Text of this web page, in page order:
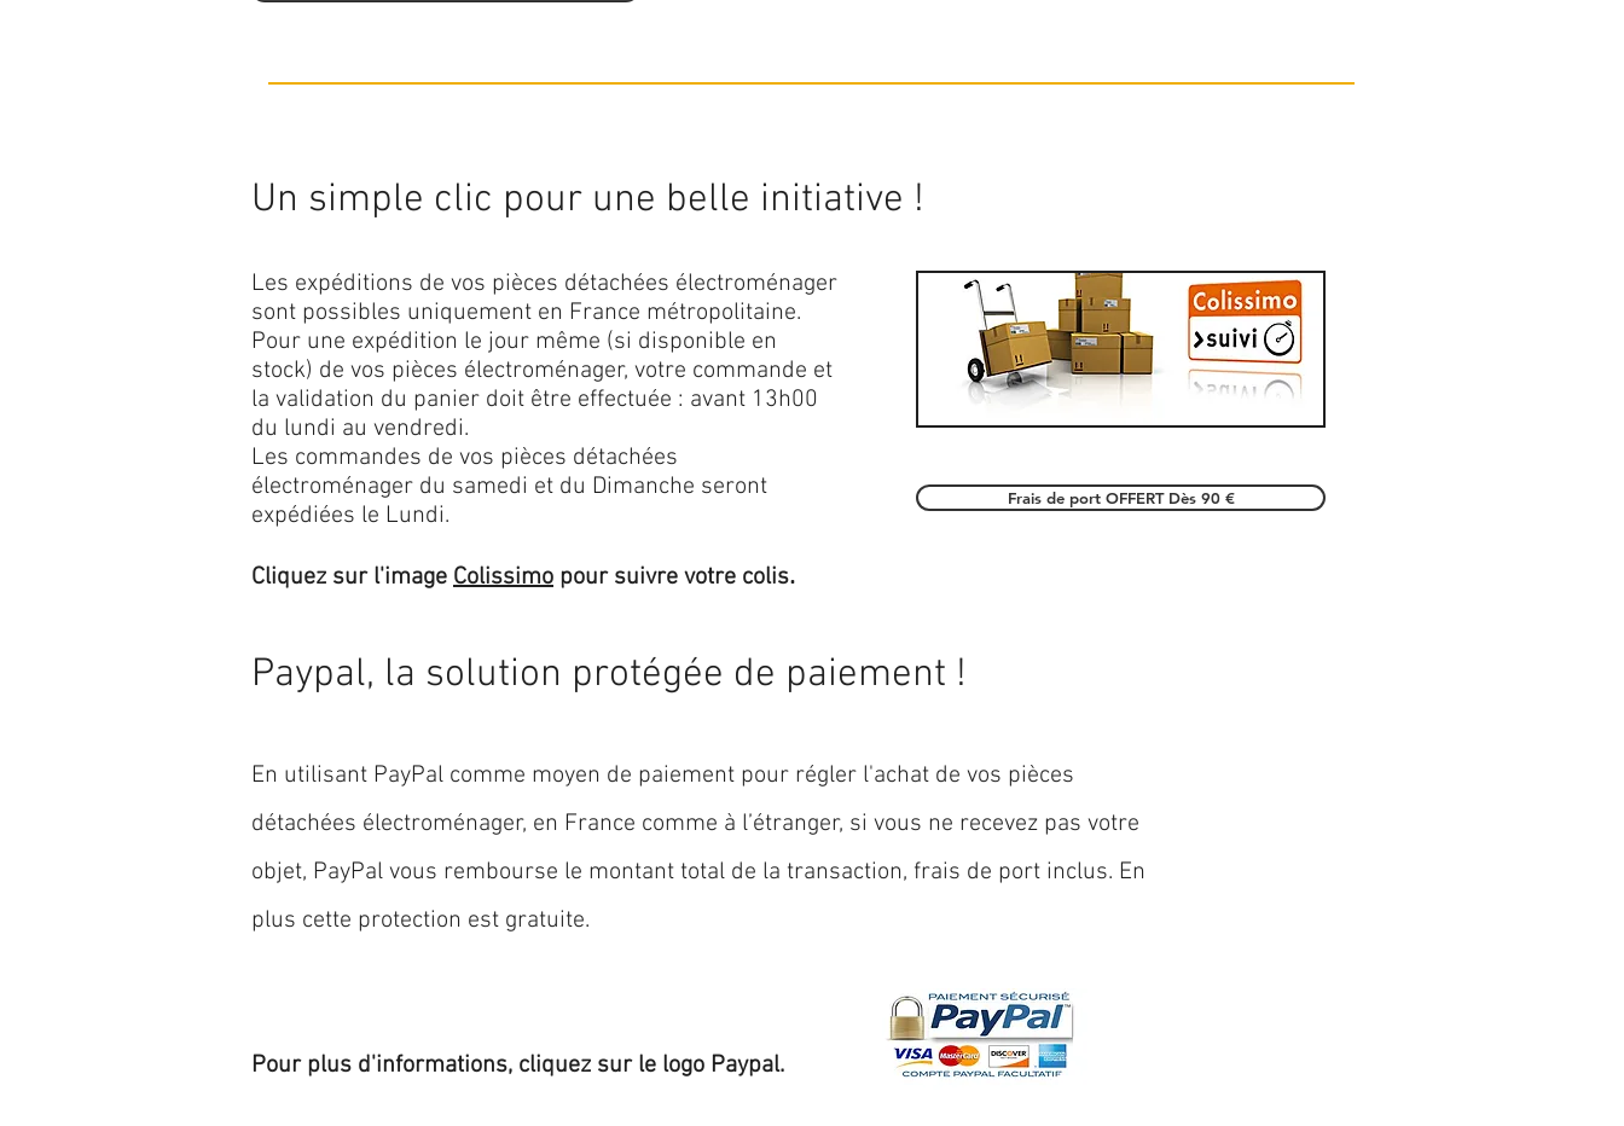
Un simple clic pour une belle initiative !
Les expéditions de vos pièces détachées électroménager
sont possibles uniquement en France métropolitaine.
Pour une expédition le jour même (si disponible en
stock) de vos pièces électroménager, votre commande et
la validation du panier doit être effectuée : avant 13h00
du lundi au vendredi.
Les commandes de vos pièces détachées
électroménager du samedi et du Dimanche seront
expédiées le Lundi.
Cliquez sur l'image Colissimo pour suivre votre colis.
Frais de port OFFERT Dès 90 €
Paypal, la solution protégée de paiement !
En utilisant PayPal comme moyen de paiement pour régler l'achat de vos pièces
détachées électroménager, en France comme à l’étranger, si vous ne recevez pas votre
objet, PayPal vous rembourse le montant total de la transaction, frais de port inclus. En
plus cette protection est gratuite.
Pour plus d'informations, cliquez sur le logo Paypal.